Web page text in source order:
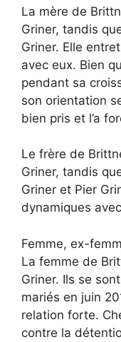
La mère de
Griner, tandis
Griner. Elle
avec eux. Bien
pendant sa
son orientation
bien pris et l’a
Le frère de
Griner, tandis
Griner et Pier
dynamiques
Femme, ex-
La femme de
Griner. Ils se
mariés en juin
relation forte.
contre la